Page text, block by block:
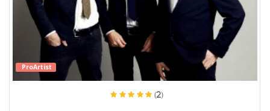
ProArtist
(2)